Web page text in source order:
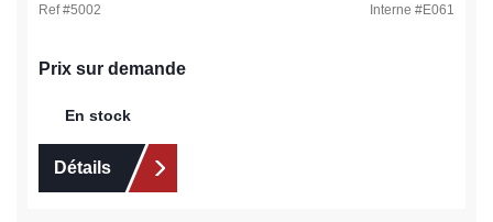
Ref #5002 Interne #E061
Prix sur demande
En stock
Détails